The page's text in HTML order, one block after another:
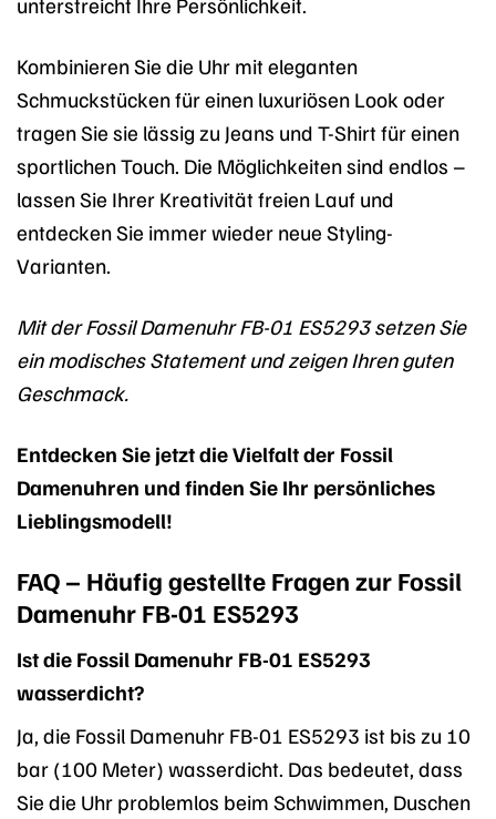
Kombinieren Sie die Uhr mit eleganten
Schmuckstücken für einen luxuriösen Look oder
tragen Sie sie lässig zu Jeans und T-Shirt für einen
sportlichen Touch. Die Möglichkeiten sind endlos –
lassen Sie Ihrer Kreativität freien Lauf und
entdecken Sie immer wieder neue Styling-
Varianten.
Mit der Fossil Damenuhr FB-01 ES5293 setzen Sie
ein modisches Statement und zeigen Ihren guten
Geschmack.
Entdecken Sie jetzt die Vielfalt der Fossil
Damenuhren und finden Sie Ihr persönliches
Lieblingsmodell!
FAQ – Häufig gestellte Fragen zur Fossil
Damenuhr FB-01 ES5293
Ist die Fossil Damenuhr FB-01 ES5293
wasserdicht?
Ja, die Fossil Damenuhr FB-01 ES5293 ist bis zu 10
bar (100 Meter) wasserdicht. Das bedeutet, dass
Sie die Uhr problemlos beim Schwimmen, Duschen